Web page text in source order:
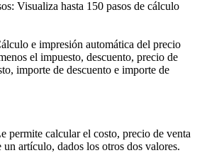
Visualiza hasta 150 pasos de cálculo
e impresión automática del precio
el impuesto, descuento, precio de
importe de descuento e importe de
permite calcular el costo, precio de venta
un artículo, dados los otros dos valores.